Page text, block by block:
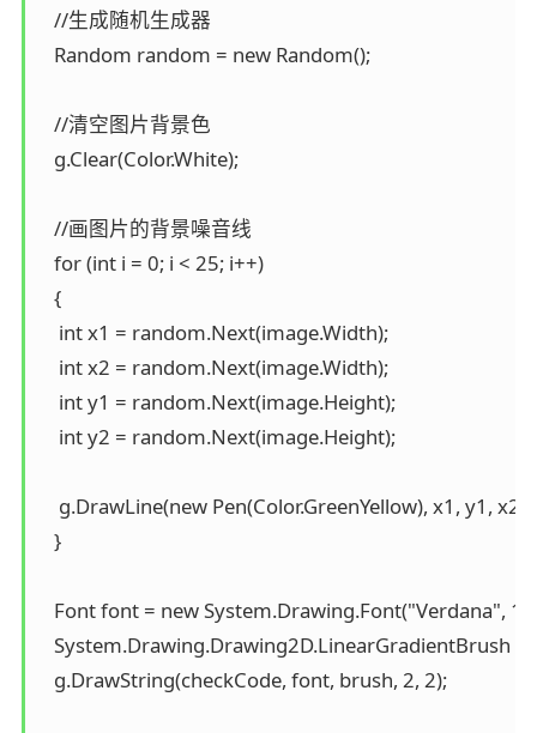
   //生成随机生成器
   Random random = new Random();
   //清空图片背景色
   g.Clear(Color.White);
   //画图片的背景噪音线
   for (int i = 0; i < 25; i++)
   {
    int x1 = random.Next(image.Width);
    int x2 = random.Next(image.Width);
    int y1 = random.Next(image.Height);
    int y2 = random.Next(image.Height);
g.DrawLine(new Pen(Color.GreenYellow), x1, y1, x2,
   }
Font font = new System.Drawing.Font("Verdana",
System.Drawing.Drawing2D.LinearGradientBrush
   g.DrawString(checkCode, font, brush, 2, 2);